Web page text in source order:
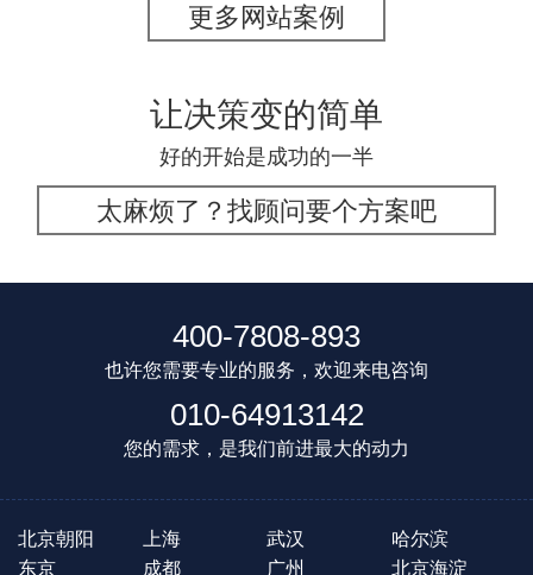
更多网站案例
让决策变的简单
好的开始是成功的一半
太麻烦了？找顾问要个方案吧
400-7808-893
也许您需要专业的服务，欢迎来电咨询
010-64913142
您的需求，是我们前进最大的动力
北京朝阳 上海 武汉
哈尔滨
东京
成都 广州 北京海淀